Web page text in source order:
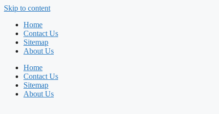
Skip to content
Home
Contact Us
Sitemap
About Us
Home
Contact Us
Sitemap
About Us